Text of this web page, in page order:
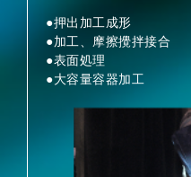
●押出加工成形
●加工、摩擦攪拌接合
●表面処理
●大容量容器加工